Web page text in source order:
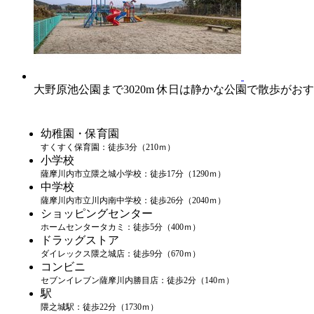
大野原池公園まで3020m 休日は静かな公園で散歩がおす
幼稚園・保育園
すくすく保育園：徒歩3分（210ｍ）
小学校
薩摩川内市立隈之城小学校：徒歩17分（1290ｍ）
中学校
薩摩川内市立川内南中学校：徒歩26分（2040ｍ）
ショッピングセンター
ホームセンタータカミ：徒歩5分（400ｍ）
ドラッグストア
ダイレックス隈之城店：徒歩9分（670ｍ）
コンビニ
セブンイレブン薩摩川内勝目店：徒歩2分（140ｍ）
駅
隈之城駅：徒歩22分（1730ｍ）